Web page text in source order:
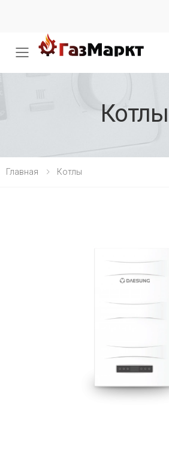
Меню
Котлы
Главная Котлы